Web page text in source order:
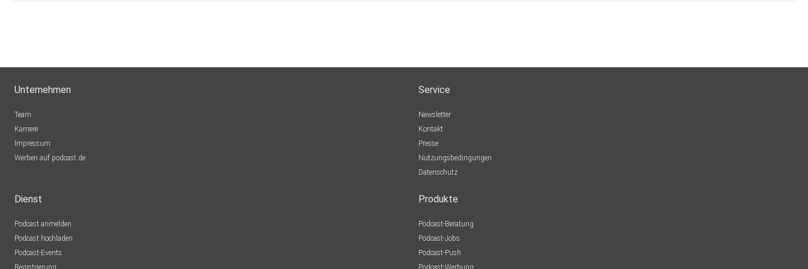
Unternehmen
Team
Karriere
Impressum
Werben auf podcast.de
Service
Newsletter
Kontakt
Presse
Nutzungsbedingungen
Datenschutz
Dienst
Podcast anmelden
Podcast hochladen
Podcast-Events
Registrierung
Produkte
Podcast-Beratung
Podcast-Jobs
Podcast-Push
Podcast-Werbung